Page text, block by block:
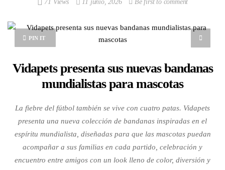
71 Views 11 junio, 2026 Be first to comment
PIN IT
Vidapets presenta sus nuevas bandanas
mundialistas para mascotas
La fiebre del fútbol también se vive con cuatro patas. Vidapets
presenta una nueva colección de bandanas inspiradas en el
espíritu mundialista, diseñadas para que las mascotas puedan
acompañar a sus familias en cada partido, celebración y
encuentro entre amigos con un look lleno de color, diversión y